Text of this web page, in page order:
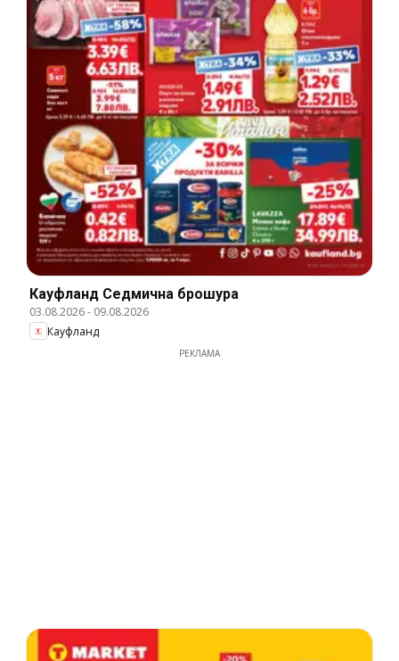
Кауфланд Cедмична брошура
03.08.2026- 09.08.2026
Кауфланд
РЕКЛАМА